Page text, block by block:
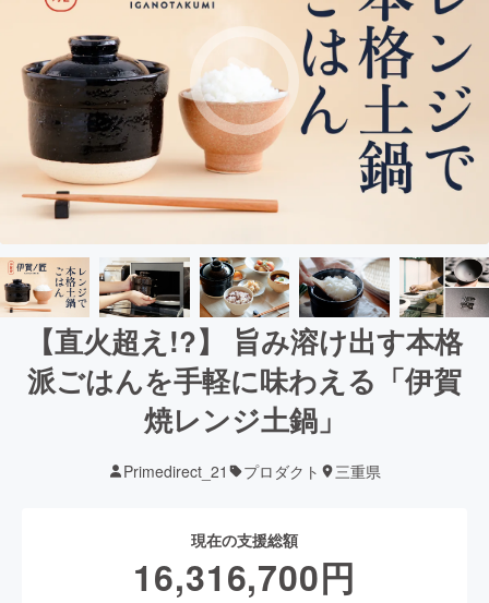
【直火超え!?】 旨み溶け出す本格
派ごはんを手軽に味わえる「伊賀
焼レンジ土鍋」
Primedirect_21 プロダクト 三重県
現在の支援総額
16,316,700円